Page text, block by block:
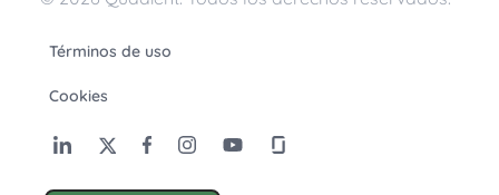
Términos de uso
Cookies